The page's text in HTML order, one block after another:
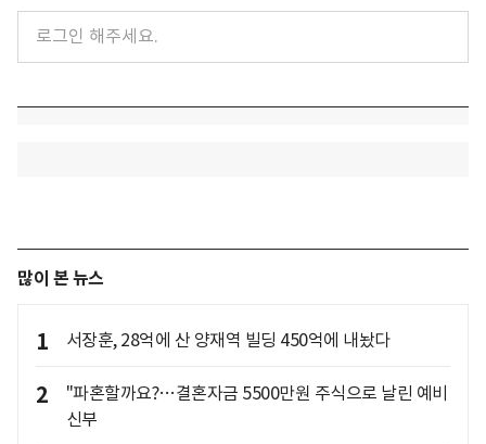
많이 본 뉴스
1 서장훈, 28억에 산 양재역 빌딩 450억에 내놨다
2
"파혼할까요?…결혼자금 5500만원 주식으로 날린 예비
신부